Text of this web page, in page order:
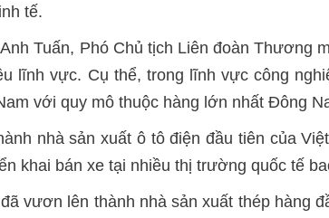
tế.
Tuấn, Phó Chủ tịch Liên đoàn Thương
lĩnh vực. Cụ thể, trong lĩnh vực công
với quy mô thuộc hàng lớn nhất Đông
nhà sản xuất ô tô điện đầu tiên của
khai bán xe tại nhiều thị trường quốc tế
vươn lên thành nhà sản xuất thép hàng